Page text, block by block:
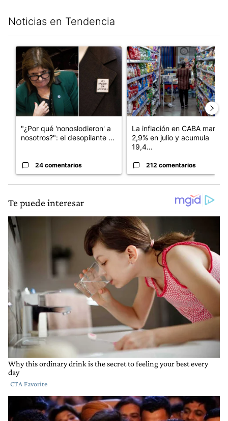
Noticias en Tendencia
Un artículo de tendencia con el título ""¿Por qué
"¿Por qué 'nonoslodieron' a
nosotros?": el desopilante ...
24 comentarios
Un artículo de tendencia con
La inflación en CABA marcó
2,9% en julio y acumula
19,4...
212 comentarios